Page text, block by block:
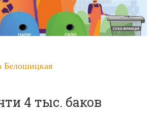
Белошицкая
4 тыс. баков